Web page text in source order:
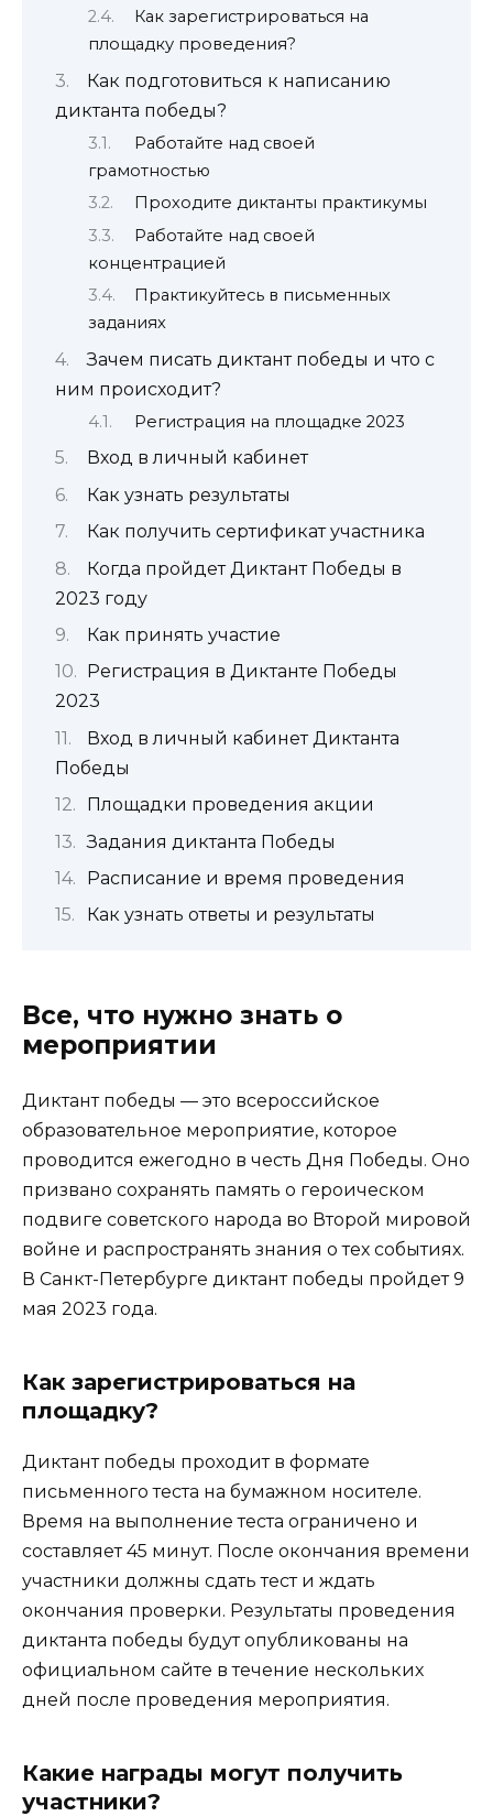
Как зарегистрироваться на
площадку проведения?
Как подготовиться к написанию
диктанта победы?
Работайте над своей
грамотностью
Проходите диктанты практикумы
Работайте над своей
концентрацией
Практикуйтесь в письменных
заданиях
Зачем писать диктант победы и что с
ним происходит?
Регистрация на площадке 2023
Вход в личный кабинет
Как узнать результаты
Как получить сертификат участника
Когда пройдет Диктант Победы в
2023 году
Как принять участие
Регистрация в Диктанте Победы
2023
Вход в личный кабинет Диктанта
Победы
Площадки проведения акции
Задания диктанта Победы
Расписание и время проведения
Как узнать ответы и результаты
Все, что нужно знать о
мероприятии
Диктант победы — это всероссийское
образовательное мероприятие, которое
проводится ежегодно в честь Дня Победы. Оно
призвано сохранять память о героическом
подвиге советского народа во Второй мировой
войне и распространять знания о тех событиях.
В Санкт-Петербурге диктант победы пройдет 9
мая 2023 года.
Как зарегистрироваться на
площадку?
Диктант победы проходит в формате
письменного теста на бумажном носителе.
Время на выполнение теста ограничено и
составляет 45 минут. После окончания времени
участники должны сдать тест и ждать
окончания проверки. Результаты проведения
диктанта победы будут опубликованы на
официальном сайте в течение нескольких
дней после проведения мероприятия.
Какие награды могут получить
участники?